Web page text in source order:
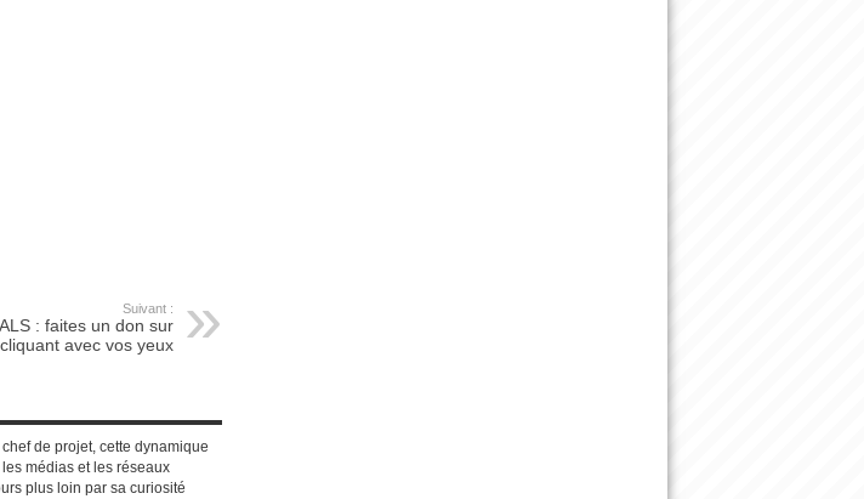
Suivant :
: faites un don sur
avec vos yeux
de projet, cette dynamique
médias et les réseaux
plus loin par sa curiosité